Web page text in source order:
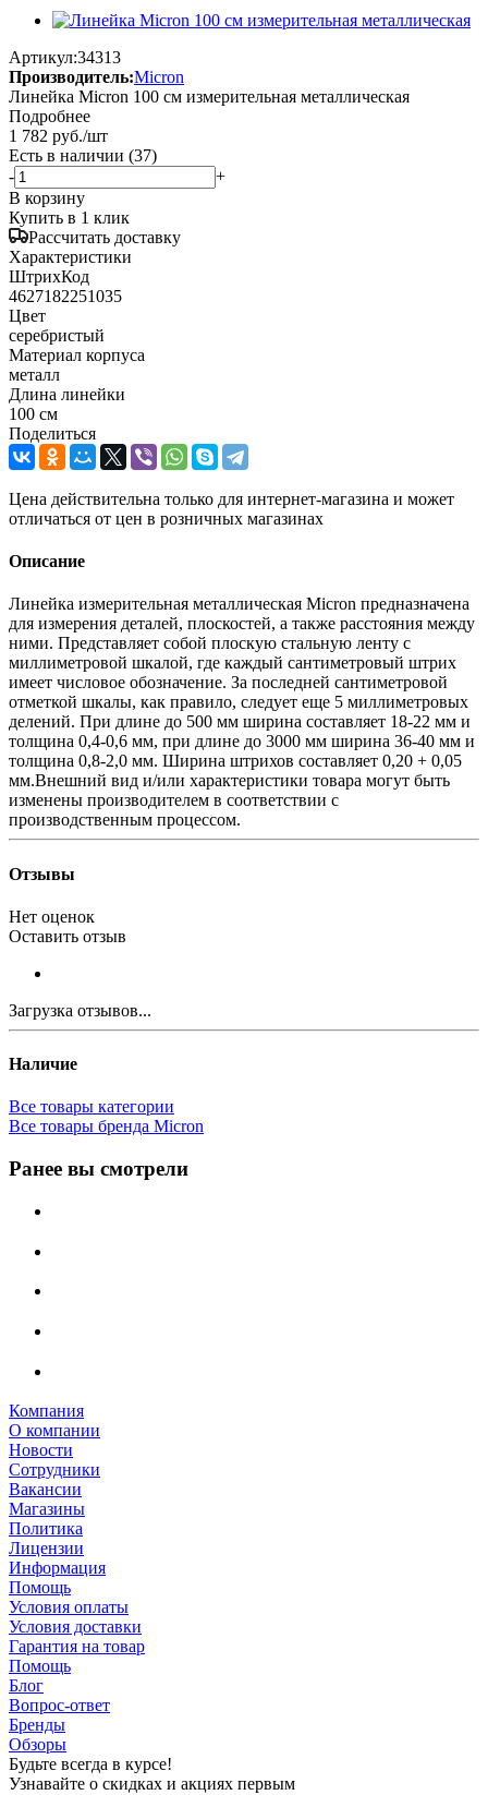
Артикул:34313
Производитель:Micron
Линейка Micron 100 см измерительная металлическая
Подробнее
1 782 руб./шт
Есть в наличии (37)
-
+
В корзину
Купить в 1 клик
Рассчитать доставку
Характеристики
ШтрихКод
4627182251035
Цвет
серебристый
Материал корпуса
металл
Длина линейки
100 см
Поделиться
Цена действительна только для интернет-магазина и может
отличаться от цен в розничных магазинах
Описание
Линейка измерительная металлическая Micron предназначена
для измерения деталей, плоскостей, а также расстояния между
ними. Представляет собой плоскую стальную ленту с
миллиметровой шкалой, где каждый сантиметровый штрих
имеет числовое обозначение. За последней сантиметровой
отметкой шкалы, как правило, следует еще 5 миллиметровых
делений. При длине до 500 мм ширина составляет 18-22 мм и
толщина 0,4-0,6 мм, при длине до 3000 мм ширина 36-40 мм и
толщина 0,8-2,0 мм. Ширина штрихов составляет 0,20 + 0,05
мм.Внешний вид и/или характеристики товара могут быть
изменены производителем в соответствии с
производственным процессом.
Отзывы
Нет оценок
Оставить отзыв
Загрузка отзывов...
Наличие
Все товары категории
Все товары бренда Micron
Ранее вы смотрели
Компания
О компании
Новости
Сотрудники
Вакансии
Магазины
Политика
Лицензии
Информация
Помощь
Условия оплаты
Условия доставки
Гарантия на товар
Помощь
Блог
Вопрос-ответ
Бренды
Обзоры
Будьте всегда в курсе!
Узнавайте о скидках и акциях первым